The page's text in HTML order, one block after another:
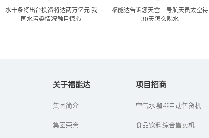
水十条将出台投资将达两万亿元 我
国水污染情况触目惊心
水十条”的《水污染防治
得国务院常委会通过，有
福能达告诉您天宫二号航天员太空待
30天怎么喝水
2016年又将是中国航天事
长征七号/五号火箭首发、
关于福能达
集团简介
集团荣誉
项目招商
空气水咖啡自动售货机
食品饮料综合售卖机